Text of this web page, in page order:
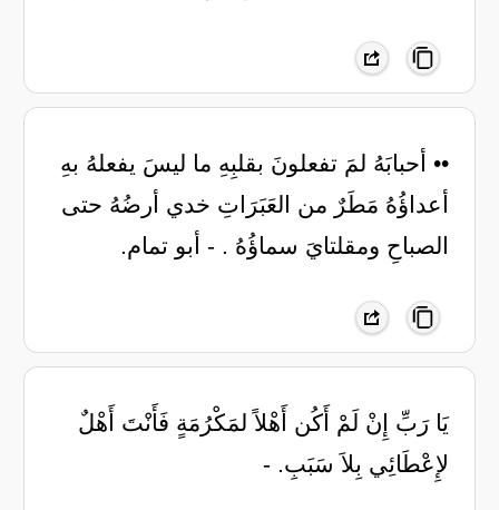
•• أحبابَهُ لمَ تفعلونَ بقلبِهِ ما ليسَ يفعلهُ بهِ
أعداؤُهُ مَطَرٌ من العَبَرَاتِ خدي أرضُهُ حتى
الصباحِ ومقلتايَ سماؤُهُ . - أبو تمام.
‏يَا رَبِّ إِنْ لَمْ أَكُن أَهْلاً لمَكْرُمَةٍ ‏فَأَنْتَ أَهْلٌ
لإِعْطَائِي بِلاَ سَبَبِ. -